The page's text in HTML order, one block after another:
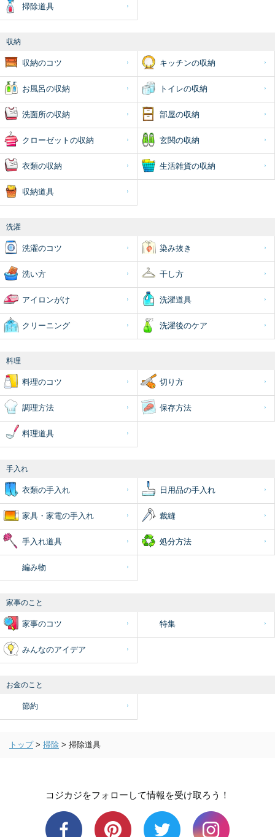
掃除道具
収納
収納のコツ キッチンの収納
お風呂の収納 トイレの収納
洗面所の収納 部屋の収納
クローゼットの収納 玄関の収納
衣類の収納 生活雑貨の収納
収納道具
洗濯
洗濯のコツ 染み抜き
洗い方 干し方
アイロンがけ 洗濯道具
クリーニング 洗濯後のケア
料理
料理のコツ 切り方
調理方法 保存方法
料理道具
手入れ
衣類の手入れ 日用品の手入れ
家具・家電の手入れ 裁縫
手入れ道具 処分方法
編み物
家事のこと
家事のコツ 特集
みんなのアイデア
お金のこと
節約
トップ > 掃除 > 掃除道具
コジカジをフォローして情報を受け取ろう！